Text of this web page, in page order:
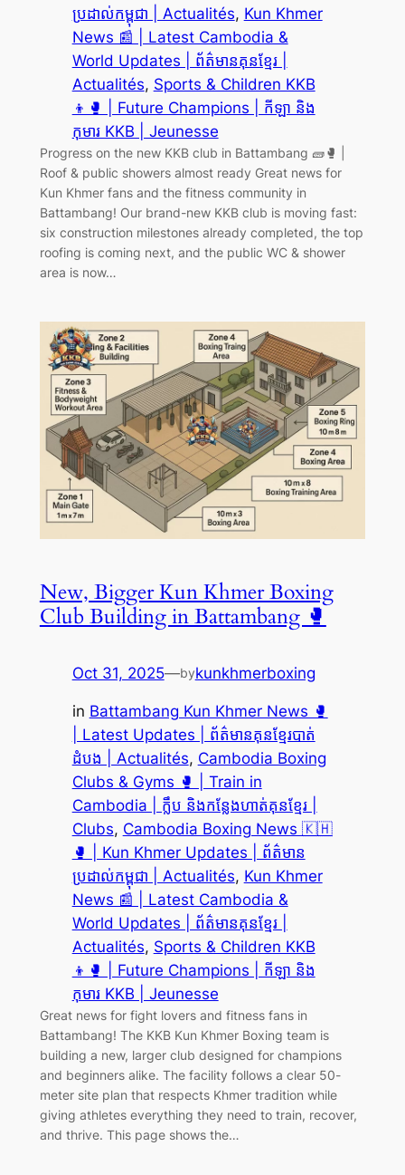
ប្រដាល់កម្ពុជា | Actualités, Kun Khmer
News 📰 | Latest Cambodia &
World Updates | ព័ត៌មានគុនខ្មែរ |
Actualités, Sports & Children KKB
👦🥊 | Future Champions | កីឡា និង
កុមារ KKB | Jeunesse
Progress on the new KKB club in Battambang 🧱🥊 |
Roof & public showers almost ready Great news for
Kun Khmer fans and the fitness community in
Battambang! Our brand-new KKB club is moving fast:
six construction milestones already completed, the top
roofing is coming next, and the public WC & shower
area is now…
New, Bigger Kun Khmer Boxing
Club Building in Battambang 🥊
Oct 31, 2025—bykunkhmerboxing
in Battambang Kun Khmer News 🥊
| Latest Updates | ព័ត៌មានគុនខ្មែរបាត់
ដំបង | Actualités, Cambodia Boxing
Clubs & Gyms 🥊 | Train in
Cambodia | ក្លឹប និងកន្លែងហាត់គុនខ្មែរ |
Clubs, Cambodia Boxing News 🇰🇭
🥊 | Kun Khmer Updates | ព័ត៌មាន
ប្រដាល់កម្ពុជា | Actualités, Kun Khmer
News 📰 | Latest Cambodia &
World Updates | ព័ត៌មានគុនខ្មែរ |
Actualités, Sports & Children KKB
👦🥊 | Future Champions | កីឡា និង
កុមារ KKB | Jeunesse
Great news for fight lovers and fitness fans in
Battambang! The KKB Kun Khmer Boxing team is
building a new, larger club designed for champions
and beginners alike. The facility follows a clear 50-
meter site plan that respects Khmer tradition while
giving athletes everything they need to train, recover,
and thrive. This page shows the…